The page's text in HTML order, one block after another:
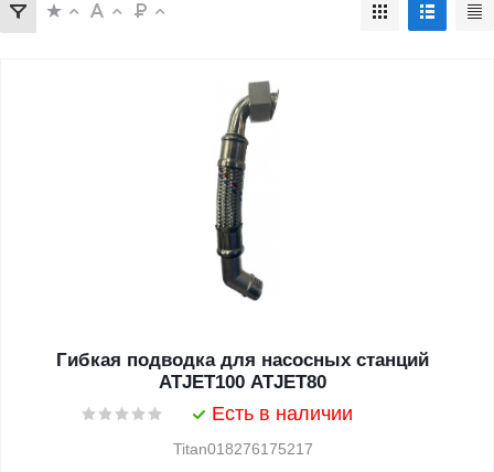
Гибкая подводка для насосных станций
ATJET100 ATJET80
Есть в наличии
Titan018276175217